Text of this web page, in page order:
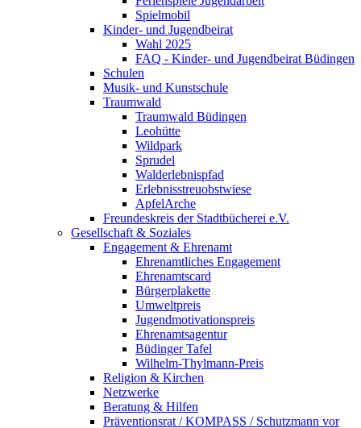
Spielmobil
Kinder- und Jugendbeirat
Wahl 2025
FAQ - Kinder- und Jugendbeirat Büdingen
Schulen
Musik- und Kunstschule
Traumwald
Traumwald Büdingen
Leohütte
Wildpark
Sprudel
Walderlebnispfad
Erlebnisstreuobstwiese
ApfelArche
Freundeskreis der Stadtbücherei e.V.
Gesellschaft & Soziales
Engagement & Ehrenamt
Ehrenamtliches Engagement
Ehrenamtscard
Bürgerplakette
Umweltpreis
Jugendmotivationspreis
Ehrenamtsagentur
Büdinger Tafel
Wilhelm-Thylmann-Preis
Religion & Kirchen
Netzwerke
Beratung & Hilfen
Präventionsrat / KOMPASS / Schutzmann vor